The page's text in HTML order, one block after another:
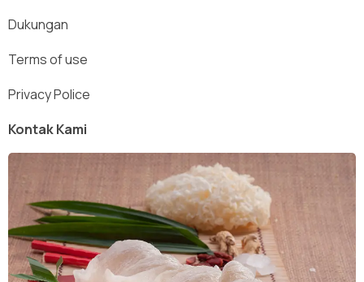
Dukungan
Terms of use
Privacy Police
Kontak Kami